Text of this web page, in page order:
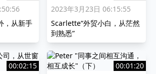
，从新手
2023年3月23日 06:15:55
Scarlette“外贸小白，从茫然
到熟悉”
00:02:15
00:01:20